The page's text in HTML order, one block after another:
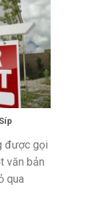
được gọi
văn bản
qua